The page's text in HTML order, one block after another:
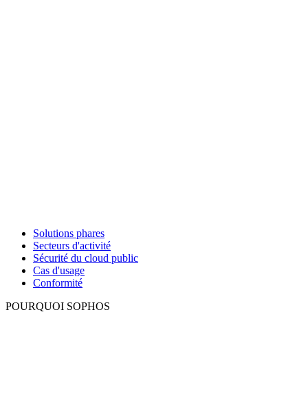
Solutions phares
Secteurs d'activité
Sécurité du cloud public
Cas d'usage
Conformité
POURQUOI SOPHOS